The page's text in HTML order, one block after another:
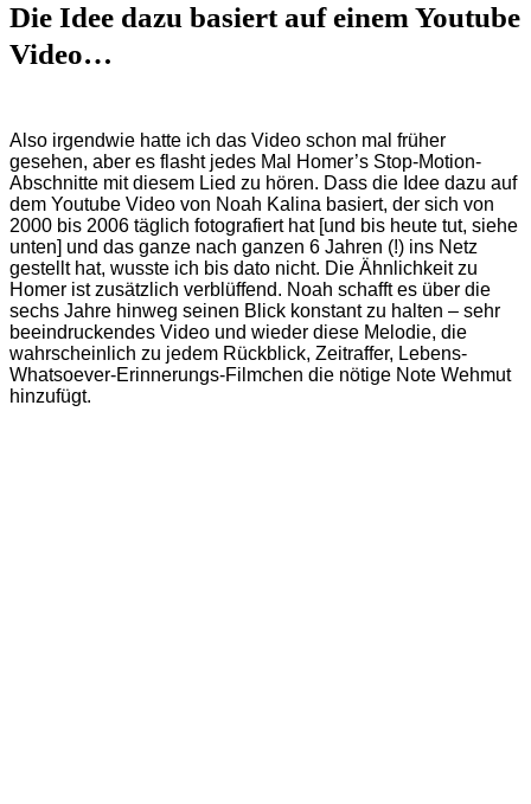
Die Idee dazu basiert auf einem Youtube
Video…
Also irgendwie hatte ich das Video schon mal früher
gesehen, aber es flasht jedes Mal Homer’s Stop-Motion-
Abschnitte mit diesem Lied zu hören. Dass die Idee dazu auf
dem Youtube Video von Noah Kalina basiert, der sich von
2000 bis 2006 täglich fotografiert hat [und bis heute tut, siehe
unten] und das ganze nach ganzen 6 Jahren (!) ins Netz
gestellt hat, wusste ich bis dato nicht. Die Ähnlichkeit zu
Homer ist zusätzlich verblüffend. Noah schafft es über die
sechs Jahre hinweg seinen Blick konstant zu halten – sehr
beeindruckendes Video und wieder diese Melodie, die
wahrscheinlich zu jedem Rückblick, Zeitraffer, Lebens-
Whatsoever-Erinnerungs-Filmchen die nötige Note Wehmut
hinzufügt.